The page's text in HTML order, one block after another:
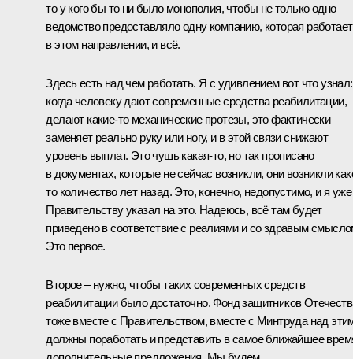
то у кого бы то ни было монополия, чтобы не только одно
ведомство предоставляло одну компанию, которая работает
в этом направлении, и всё.
Здесь есть над чем работать. Я с удивлением вот что узнал:
когда человеку дают современные средства реабилитации,
делают какие-то механические протезы, это фактически
заменяет реально руку или ногу, и в этой связи снижают
уровень выплат. Это чушь какая-то, но так прописано
в документах, которые не сейчас возникли, они возникли
то количество лет назад. Это, конечно, недопустимо, и я уже
Правительству указал на это. Надеюсь, всё там будет
приведено в соответствие с реалиями и со здравым
Это первое.
Второе – нужно, чтобы таких современных средств
реабилитации было достаточно. Фонд защитников
тоже вместе с Правительством, вместе с Минтруда над
должны поработать и представить в самое ближайшее